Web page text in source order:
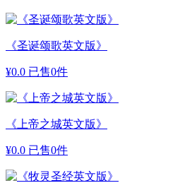
《圣诞颂歌英文版》
¥0.0 已售0件
《上帝之城英文版》
¥0.0 已售0件